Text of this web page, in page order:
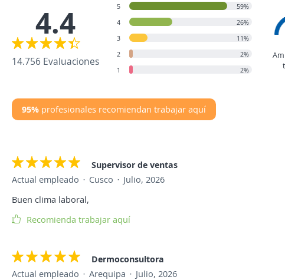
4.4
14.756 Evaluaciones
5
59%
4
26%
3
11%
2
2%
1
2%
95% profesionales recomiendan trabajar aquí
Supervisor de ventas
Actual empleado
Cusco
Julio, 2026
Buen clima laboral,
Recomienda trabajar aquí
Dermoconsultora
Actual empleado
Arequipa
Julio, 2026